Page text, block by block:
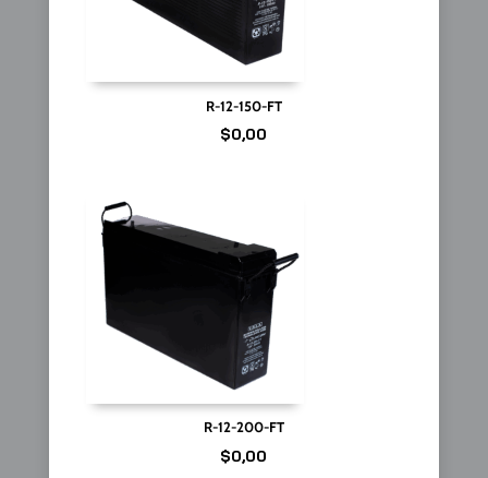
R-12-150-FT
$0,00
R-12-200-FT
$0,00